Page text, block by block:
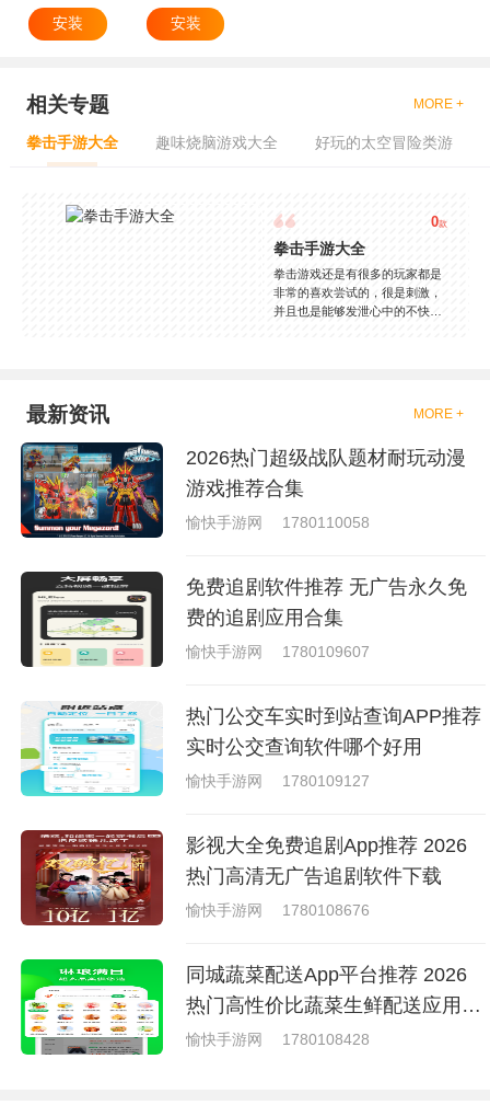
安装
安装
相关专题 MORE +
拳击手游大全 趣味烧脑游戏大全 好玩的太空冒险类游
0款
拳击手游大全
拳击游戏还是有很多的玩家都是
非常的喜欢尝试的，很是刺激，
并且也是能够发泄心中的不快
够去进行体验的，我们也是能够
就是收集了一些有意思的拳击游
戏，相信你们一定会喜欢的。
最新资讯 MORE +
2026热门超级战队题材耐玩动漫
游戏推荐合集
愉快手游网 1780110058
免费追剧软件推荐 无广告永久免
费的追剧应用合集
愉快手游网 1780109607
热门公交车实时到站查询APP推荐
实时公交查询软件哪个好用
愉快手游网 1780109127
影视大全免费追剧App推荐 2026
热门高清无广告追剧软件下载
愉快手游网 1780108676
同城蔬菜配送App平台推荐 2026
热门高性价比蔬菜生鲜配送应用汇
总
愉快手游网 1780108428